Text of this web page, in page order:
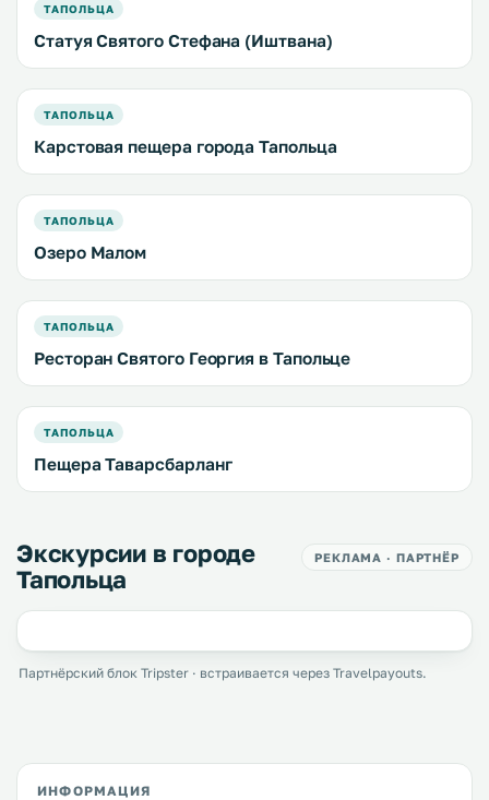
ТАПОЛЬЦА
Статуя Святого Стефана (Иштвана)
ТАПОЛЬЦА
Карстовая пещера города Тапольца
ТАПОЛЬЦА
Озеро Малом
ТАПОЛЬЦА
Ресторан Святого Георгия в Тапольце
ТАПОЛЬЦА
Пещера Таварсбарланг
Экскурсии в городе
Тапольца
РЕКЛАМА · ПАРТНЁР
Партнёрский блок Tripster · встраивается через Travelpayouts.
ИНФОРМАЦИЯ